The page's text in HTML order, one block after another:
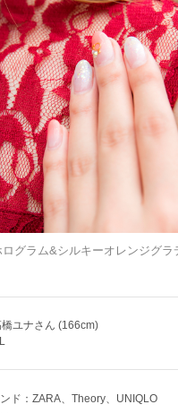
ログラム&シルキーオレンジグラ
ユナさん (166cm)
ド：ZARA、Theory、UNIQLO